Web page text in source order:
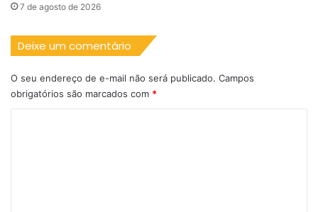
7 de agosto de 2026
Deixe um comentário
O seu endereço de e-mail não será publicado. Campos
obrigatórios são marcados com *